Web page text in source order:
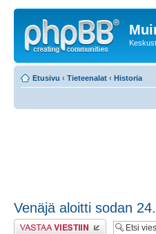
Etusivu ‹ Tieteenalat ‹ Historia
Venäjä aloitti sodan
Lähetä vastaus